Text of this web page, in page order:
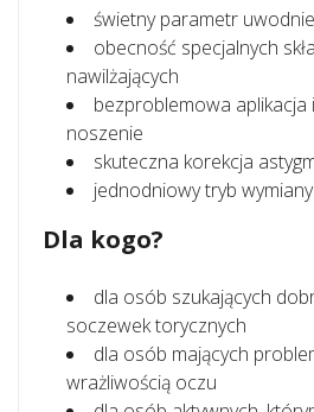
świetny parametr
obecność specjalnych
nawilżających
bezproblemowa
noszenie
skuteczna korekcja
jednodniowy tryb wymiany
Dla kogo?
dla osób szukających
soczewek torycznych
dla osób mających
wrażliwością oczu